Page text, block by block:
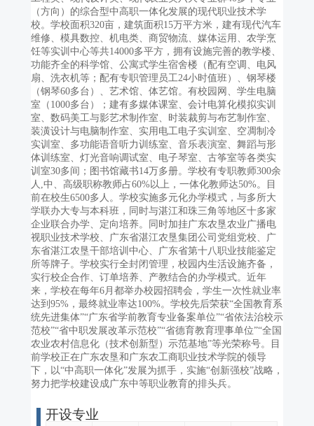
（方向）的综合型中高职一体化发展的现代职业技术学
校。学校面积320亩，建筑面积15万平方米，建有现代汽车
维修、模具数控、机电类、商贸物流、媒体运用、农学烹
饪等实训中心等共14000多平方，拥有设施完善的教学楼、
功能齐全的科学馆、公寓式学生宿舍楼（配有空调、电风
扇、洗衣机等；配有专职管理员工24小时值班）、钢琴楼
（钢琴60多台）、艺术馆、体艺馆。有校园网、学生电脑
室（1000多台）；建有多媒体课室、会计电算化模拟实训
室、数码美工与影艺术制作室、时装裁剪与布艺制作室、
装潢设计与电脑制作室、实用电工电子实训室、空凋制冷
实训室、多功能语音听力训练室、音乐表演室、舞蹈与形
体训练室、灯光音响调试室、电子琴室、古筝室等各类实
训室30多间；图书馆藏书14万多册。学校有专职教师300余
人,中、高级职称教师占60%以上，一体化教师达50%。目
前在校生6500多人。学校实施多元化办学模式，与多所大
学联办大专与本科班，同时与湛江和珠三角等地区十多家
企业联合办学、定向培养。同时加挂广东农垦农业广播电
视职业技术学校、广东省湛江农垦集团公司党组党校、广
东省湛江农垦干部培训中心、广东省第十八职业技能鉴定
所等牌子。学校实行全封闭管理，校园内生活设施齐备，
实行校企合作、订单培养、产教结合的办学模式。近年
来，学校在每年6月都举办校园招聘会，学生一次性就业率
达到95%，最终就业率达100%。学校先后荣获“全国教育系
统先进集体”“广东省学前教育专业备案单位”“省依法治校示
范校”“省中职发展改革示范校”“省德育教育理事单位”“全国
农业农村信息化（技术创新型）示范基地”等光荣称号。目
前学校正在广东农垦和广东农工商职业技术学院的领导
下，以“中高职一体化”发展为抓手，实施“创新强校”战略，
努力把学校建设成广东中等职业教育的排头兵。
开设专业